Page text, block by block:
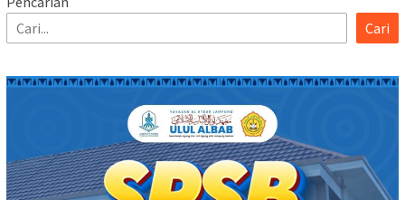
Cari